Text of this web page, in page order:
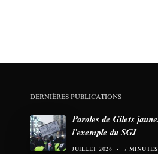
DERNIÈRES PUBLICATIONS
Paroles de Gilets
l’exemple du SGJ
JUILLET 2026 7 MINUTES